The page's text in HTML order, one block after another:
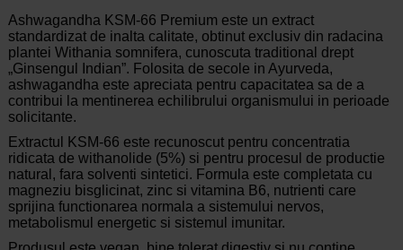
Ashwagandha KSM-66 Premium este un extract
standardizat de inalta calitate, obtinut exclusiv din radacina
plantei Withania somnifera, cunoscuta traditional drept
„Ginsengul Indian”. Folosita de secole in Ayurveda,
ashwagandha este apreciata pentru capacitatea sa de a
contribui la mentinerea echilibrului organismului in perioade
solicitante.
Extractul KSM-66 este recunoscut pentru concentratia
ridicata de withanolide (5%) si pentru procesul de productie
natural, fara solventi sintetici. Formula este completata cu
magneziu bisglicinat, zinc si vitamina B6, nutrienti care
sprijina functionarea normala a sistemului nervos,
metabolismul energetic si sistemul imunitar.